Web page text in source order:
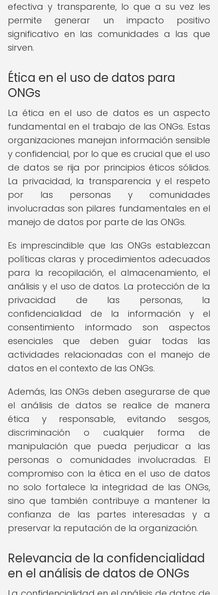
efectiva y transparente, lo que a su vez les
permite generar un impacto positivo
significativo en las comunidades a las que
sirven.
Ética en el uso de datos para
ONGs
La ética en el uso de datos es un aspecto
fundamental en el trabajo de las ONGs. Estas
organizaciones manejan información sensible
y confidencial, por lo que es crucial que el uso
de datos se rija por principios éticos sólidos.
La privacidad, la transparencia y el respeto
por las personas y comunidades
involucradas son pilares fundamentales en el
manejo de datos por parte de las ONGs.
Es imprescindible que las ONGs establezcan
políticas claras y procedimientos adecuados
para la recopilación, el almacenamiento, el
análisis y el uso de datos. La protección de la
privacidad de las personas, la
confidencialidad de la información y el
consentimiento informado son aspectos
esenciales que deben guiar todas las
actividades relacionadas con el manejo de
datos en el contexto de las ONGs.
Además, las ONGs deben asegurarse de que
el análisis de datos se realice de manera
ética y responsable, evitando sesgos,
discriminación o cualquier forma de
manipulación que pueda perjudicar a las
personas o comunidades involucradas. El
compromiso con la ética en el uso de datos
no solo fortalece la integridad de las ONGs,
sino que también contribuye a mantener la
confianza de las partes interesadas y a
preservar la reputación de la organización.
Relevancia de la confidencialidad
en el análisis de datos de ONGs